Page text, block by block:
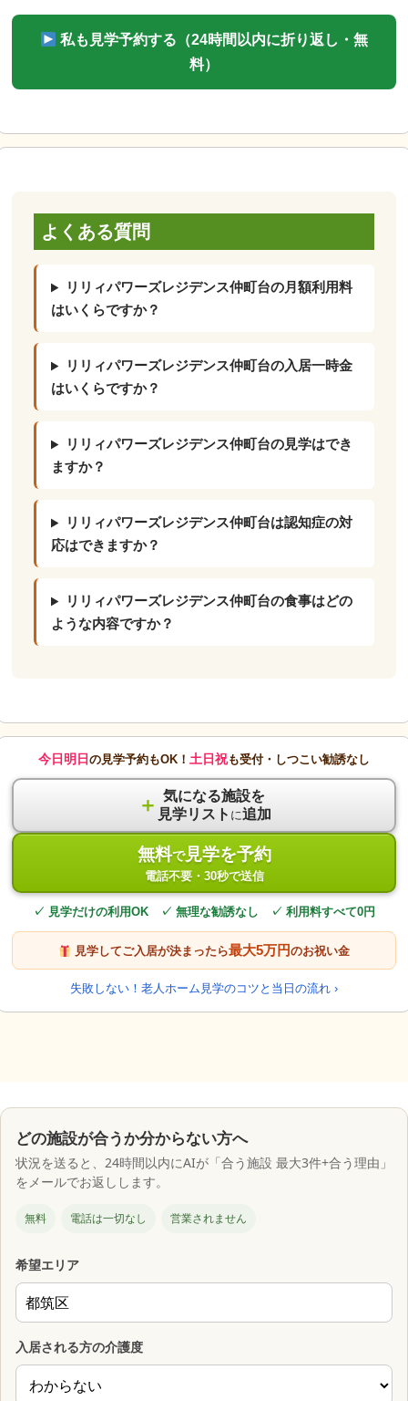
私も見学予約する（24時間以内に折り返し・無
料）
よくある質問
リリィパワーズレジデンス仲町台の月額利用料
はいくらですか？
リリィパワーズレジデンス仲町台の入居一時金
はいくらですか？
リリィパワーズレジデンス仲町台の見学はでき
ますか？
リリィパワーズレジデンス仲町台は認知症の対
応はできますか？
リリィパワーズレジデンス仲町台の食事はどの
ような内容ですか？
今日明日 の見学予約もOK！ 土日祝も受付・しつこい勧誘なし
＋ 気になる施設を
見学リスト に追加
無料で見学を予約
電話不要・30秒で送信
✓ 見学だけの利用OK ✓ 無理な勧誘なし ✓ 利用料すべて0円
見学してご入居が決まったら最大5万円のお祝い金
失敗しない！老人ホーム見学のコツと当日の流れ ›
どの施設が合うか分からない方へ
状況を送ると、24時間以内にAIが「合う施設 最大3件+合う理由」
をメールでお返しします。
無料 電話は一切なし 営業されません
希望エリア
入居される方の介護度